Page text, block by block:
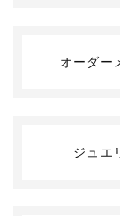
オーダ
ジュエ